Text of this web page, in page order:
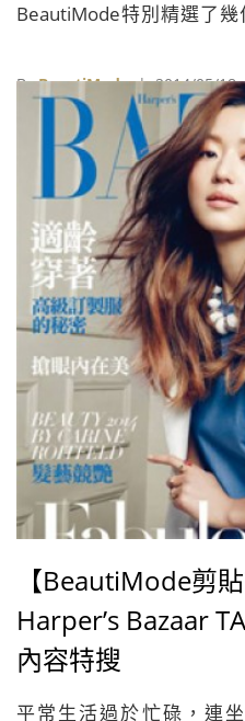
BeautiMode特別精選了
感喔！趕緊來看看「我們
點 」▶▶▶
ByBeautiMode| 2014/05/18
【BeautiMode剪
Harper’s Bazaar
內容特搜
平常生活過於忙碌，連